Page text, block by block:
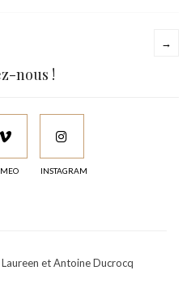
→
nous !
INSTAGRAM
et Antoine Ducrocq